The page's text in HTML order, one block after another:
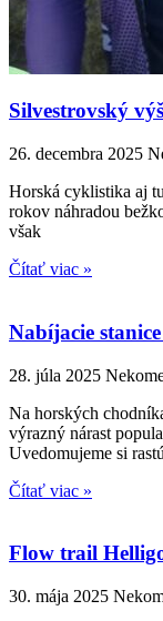
Silvestrovský
26. decembra 2025
Horská cyklistika aj
rokov náhradou
však
Čítať viac »
Nabíjacie
28. júla 2025
Na horských
výrazný nárast
Uvedomujeme si
Čítať viac »
Flow trail
30. mája 2025